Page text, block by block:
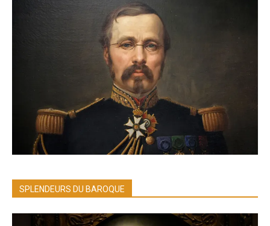
SPLENDEURS DU BAROQUE